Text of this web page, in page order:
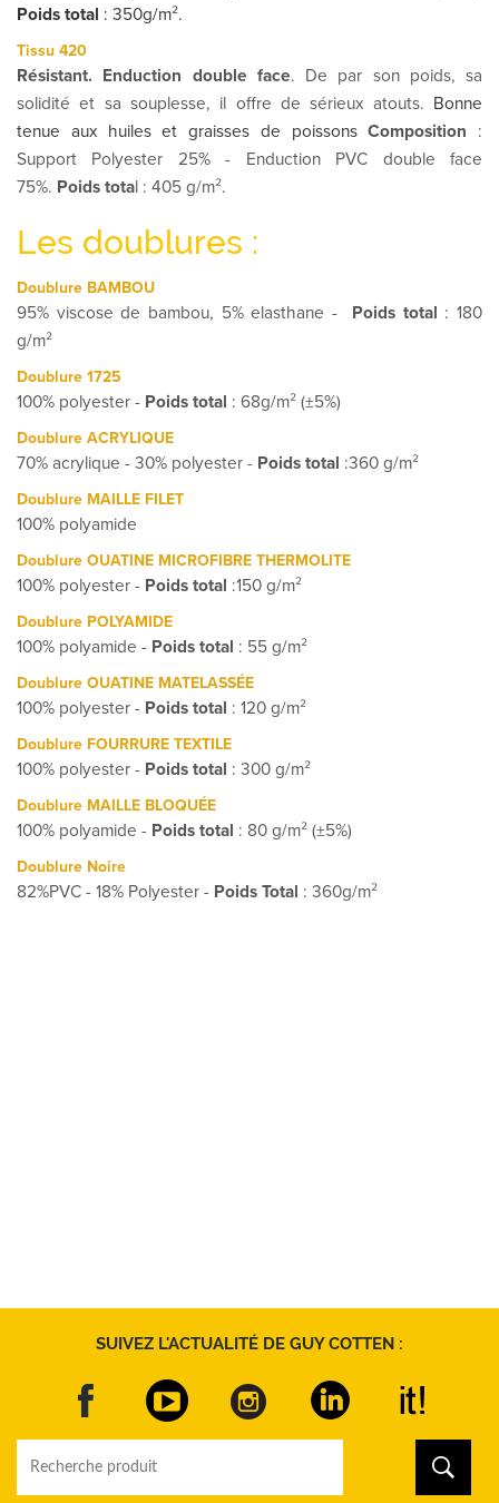
Poids total : 350g/m².
Tissu 420
Résistant. Enduction double face. De par son poids, sa
solidité et sa souplesse, il offre de sérieux atouts. Bonne
tenue aux huiles et graisses de poissons Composition :
Support Polyester 25% - Enduction PVC double face
75%. Poids total : 405 g/m².
Les doublures :
Doublure BAMBOU
95% viscose de bambou, 5% elasthane - Poids total : 180
g/m²
Doublure 1725
100% polyester - Poids total : 68g/m² (±5%)
Doublure ACRYLIQUE
70% acrylique - 30% polyester - Poids total :360 g/m²
Doublure MAILLE FILET
100% polyamide
Doublure OUATINE MICROFIBRE THERMOLITE
100% polyester - Poids total :150 g/m²
Doublure POLYAMIDE
100% polyamide - Poids total : 55 g/m²
Doublure OUATINE MATELASSÉE
100% polyester - Poids total : 120 g/m²
Doublure FOURRURE TEXTILE
100% polyester - Poids total : 300 g/m²
Doublure MAILLE BLOQUÉE
100% polyamide - Poids total : 80 g/m² (±5%)
Doublure Noire
82%PVC - 18% Polyester - Poids Total : 360g/m²
SUIVEZ L'ACTUALITÉ DE GUY COTTEN :